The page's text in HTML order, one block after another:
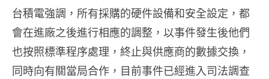
台積電強調，所有採購的硬件設備和安全設定，都
會在進廠之後進行相應的調整，以事件發生後他們
也按照標準程序處理，終止與供應商的數據交換，
同時向有關當局合作，目前事件已經進入司法調查